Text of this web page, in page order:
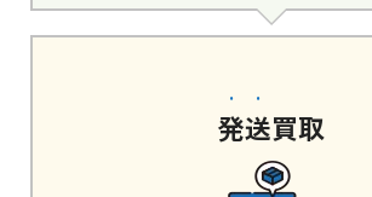
発送買取